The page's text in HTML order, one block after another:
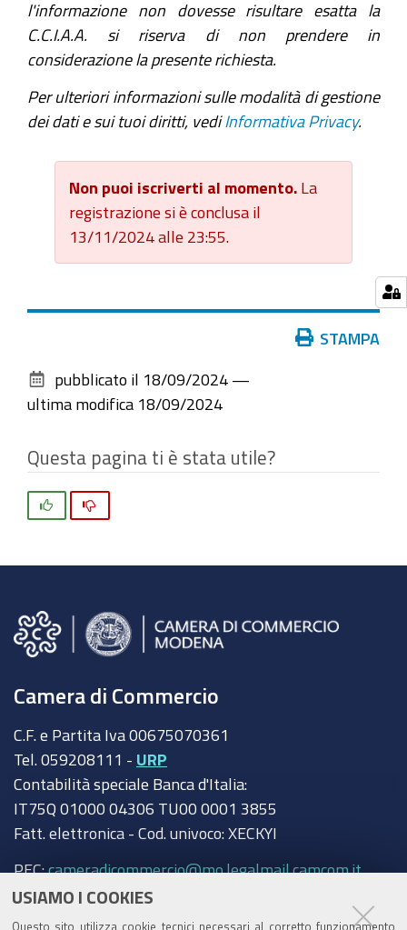
USIAMO I COOKIES
Questo sito utilizza cookie tecnici necessari al corretto funzionamento
l'informazione non dovesse risultare esatta la
C.C.I.A.A. si riserva di non prendere in
considerazione la presente richiesta.
Per ulteriori informazioni sulle modalità di gestione
dei dati e sui tuoi diritti, vedi Informativa Privacy.
Non puoi iscriverti al momento. La
registrazione si è conclusa il
13/11/2024 alle 23:55.
documento
STAMPA
pubblicato il 18/09/2024 —
ultima modifica 18/09/2024
Questa pagina ti è stata utile?
Camera di Commercio
C.F. e Partita Iva 00675070361
Tel. 059208111 - URP
Contabilità speciale Banca d'Italia:
IT75Q 01000 04306 TU00 0001 3855
Fatt. elettronica - Cod. univoco: XECKYI
PEC:cameradicommercio@mo.legalmail.camcom.it
Trasparenza